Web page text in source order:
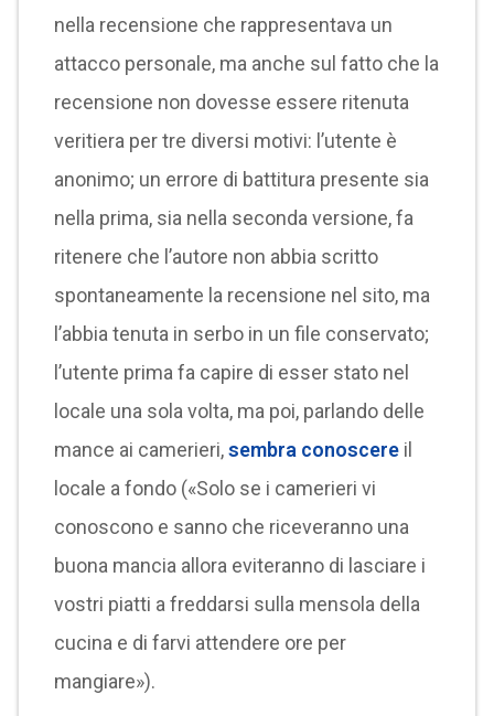
nella recensione che rappresentava un
attacco personale, ma anche sul fatto che la
recensione non dovesse essere ritenuta
veritiera per tre diversi motivi: l’utente è
anonimo; un errore di battitura presente sia
nella prima, sia nella seconda versione, fa
ritenere che l’autore non abbia scritto
spontaneamente la recensione nel sito, ma
l’abbia tenuta in serbo in un file conservato;
l’utente prima fa capire di esser stato nel
locale una sola volta, ma poi, parlando delle
mance ai camerieri,sembra conoscereil
locale a fondo («Solo se i camerieri vi
conoscono e sanno che riceveranno una
buona mancia allora eviteranno di lasciare i
vostri piatti a freddarsi sulla mensola della
cucina e di farvi attendere ore per
mangiare»).